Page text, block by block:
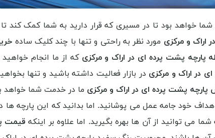
خواهد بود تا در مسیری که قرار دارید به شما کمک کند
اراک و مرکزی مورد نظر به راحتی و تنها با چند کلیک ساده
پشت پرده ای در اراک و مرکزی که از ما انجام
در اراک و مرکزی در بازار فعالیت داشته باشید و تنها
پشت پرده ای در اراک و مرکزی ما در خدمت شما خواهد
خود جامه عمل می پوشانید. اما بدانید که این پارچه ها
می توانید از آن ها بهره بگیرید. اما علاوه بر اینکه قیمت